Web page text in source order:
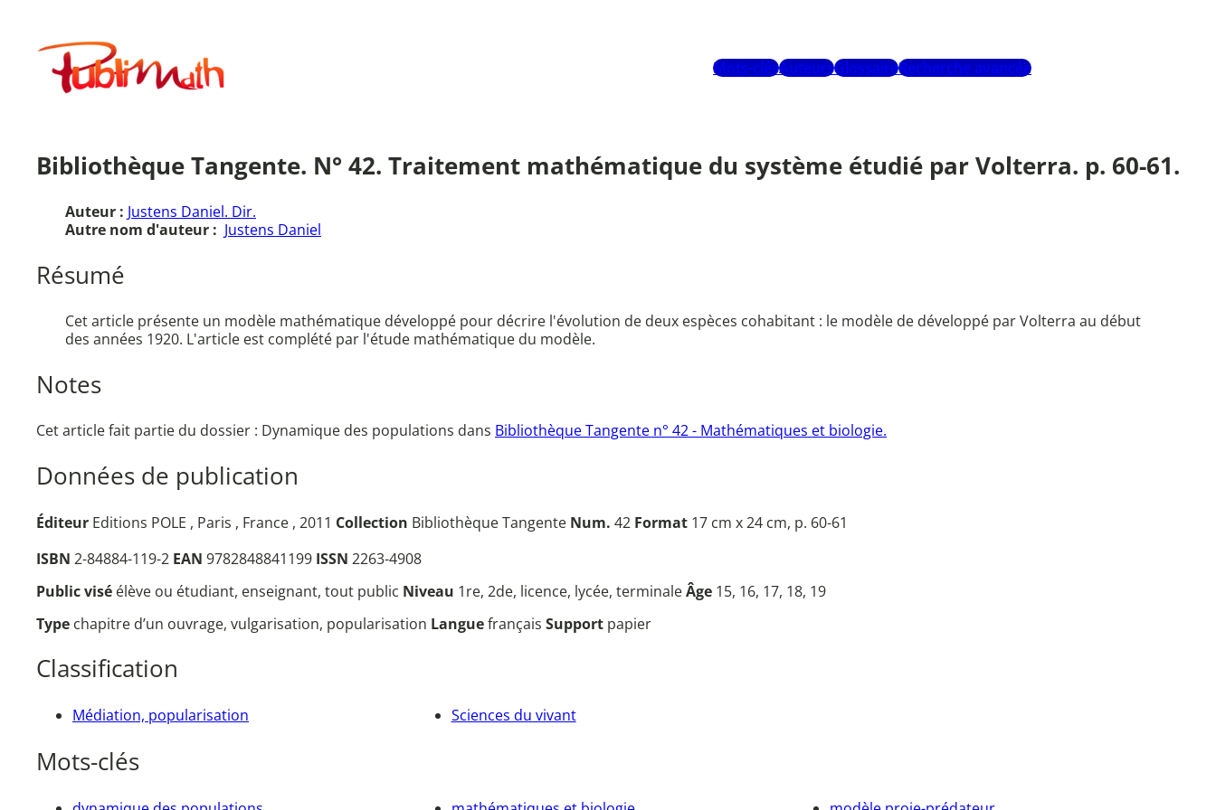
contenuPublimath
Mots-clésAuteursGlossaireRecherche avancée
Bibliothèque Tangente. N° 42. Traitement mathématique du système étudié par Volterra. p. 60-61.
Auteur : Justens Daniel. Dir.
Autre nom d'auteur : Justens Daniel
Résumé
Cet article présente un modèle mathématique développé pour décrire l'évolution de deux espèces cohabitant : le modèle de développé par Volterra au début
des années 1920. L'article est complété par l'étude mathématique du modèle.
Notes
Cet article fait partie du dossier : Dynamique des populations dans Bibliothèque Tangente n° 42 - Mathématiques et biologie.
Données de publication
Éditeur Editions POLE , Paris , France , 2011 Collection Bibliothèque Tangente Num. 42 Format 17 cm x 24 cm, p. 60-61
ISBN 2-84884-119-2 EAN 9782848841199 ISSN 2263-4908
Public visé élève ou étudiant, enseignant, tout public Niveau 1re, 2de, licence, lycée, terminaleÂge 15, 16, 17, 18, 19
Type chapitre d’un ouvrage, vulgarisation, popularisation Languefrançais Support papier
Classification
Médiation, popularisation Sciences du vivant
Mots-clés